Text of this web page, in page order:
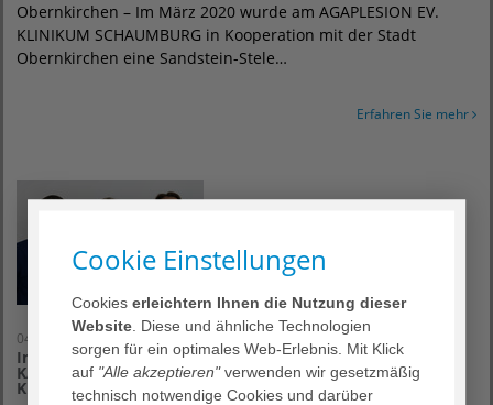
Obernkirchen – Im März 2020 wurde am AGAPLESION EV.
KLINIKUM SCHAUMBURG in Kooperation mit der Stadt
Obernkirchen eine Sandstein-Stele…
Erfahren Sie mehr
04. Juni 2020
Innere Medizin der AGAPLESION DIAKONIE KLINIKEN
KASSEL gehört zu den TOP 100 der attraktivsten
Krankenhausabteilungen im Treatfair-Ranking 2020
Cookie Einstellungen
Cookieserleichtern Ihnen die Nutzung dieser
Website . Diese und ähnliche Technologien
sorgen für ein optimales Web-Erlebnis. Mit Klick
auf "Alle akzeptieren"verwenden wir gesetzmäßig
technisch notwendige Cookies und darüber